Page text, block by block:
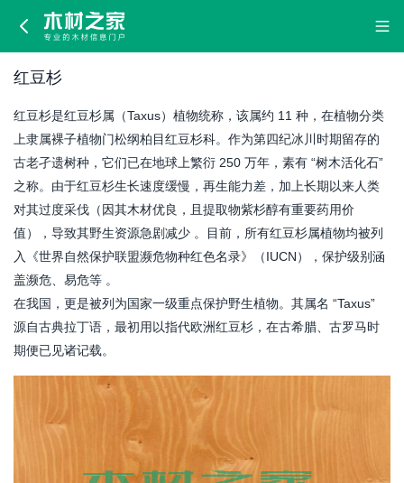
红
豆
红豆杉
红豆杉是红豆杉属（Taxus）植物统称，该属约 11 种，在植物分类
上隶属裸子植物门松纲柏目红豆杉科。作为第四纪冰川时期留存的
古老孑遗树种，它们已在地球上繁衍 250 万年，素有 “树木活化石”
之称。由于红豆杉生长速度缓慢，再生能力差，加上长期以来人类
对其过度采伐（因其木材优良，且提取物紫杉醇有重要药用价
值），导致其野生资源急剧减少 。目前，所有红豆杉属植物均被列
入《世界自然保护联盟濒危物种红色名录》（IUCN），保护级别涵
盖濒危、易危等 。
在我国，更是被列为国家一级重点保护野生植物。其属名 “Taxus”
源自古典拉丁语，最初用以指代欧洲红豆杉，在古希腊、古罗马时
期便已见诸记载。